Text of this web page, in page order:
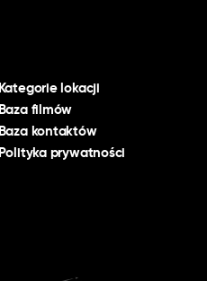
Kategorie lokacji
Baza filmów
Baza kontaktów
Polityka prywatności